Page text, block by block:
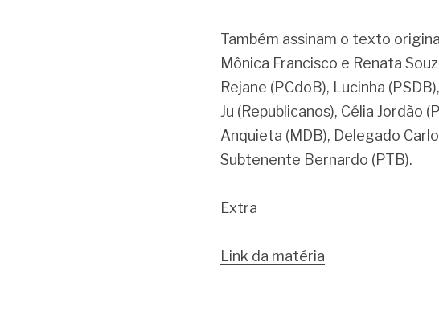
Também assinam o texto
Mônica Francisco e Renata
Rejane (PCdoB), Lucinha
Ju (Republicanos), Célia Jordão
Anquieta (MDB), Delegado
Subtenente Bernardo (PTB).
Extra
Link da matéria